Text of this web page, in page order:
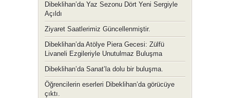
Dibeklihan’da Yaz Sezonu Dört Yeni Sergiyle
Açıldı
Ziyaret Saatlerimiz Güncellenmiştir.
Dibeklihan’da Atölye Piera Gecesi: Zülfü
Livaneli Ezgileriyle Unutulmaz Buluşma
Dibeklihan’da Sanat’la dolu bir buluşma.
Öğrencilerin eserleri Dibeklihan’da görücüye
çıktı.